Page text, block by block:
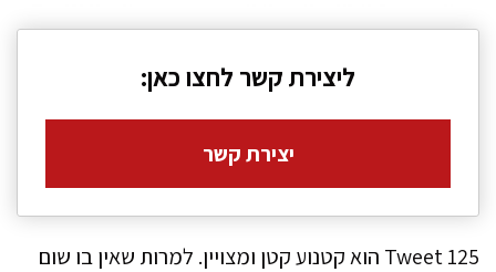
ליצירת קשר לחצו כאן:
יצירת קשר
Tweet 125 הוא קטנוע קטן ומצויין. למרות שאין בו שום